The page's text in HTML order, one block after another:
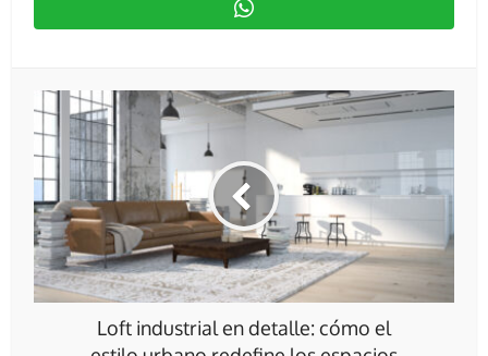
Loft industrial en detalle: cómo el